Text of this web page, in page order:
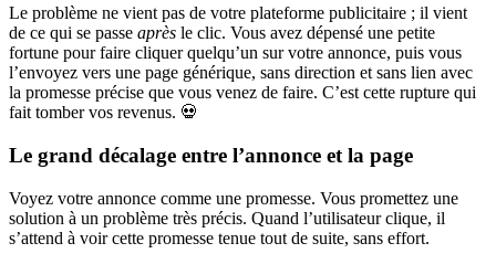
Le problème ne vient pas de votre plateforme publicitaire ; il vient
de ce qui se passe après le clic. Vous avez dépensé une petite
fortune pour faire cliquer quelqu’un sur votre annonce, puis vous
l’envoyez vers une page générique, sans direction et sans lien avec
la promesse précise que vous venez de faire. C’est cette rupture qui
fait tomber vos revenus. 💀
Le grand décalage entre l’annonce et la page
Voyez votre annonce comme une promesse. Vous promettez une
solution à un problème très précis. Quand l’utilisateur clique, il
s’attend à voir cette promesse tenue tout de suite, sans effort.